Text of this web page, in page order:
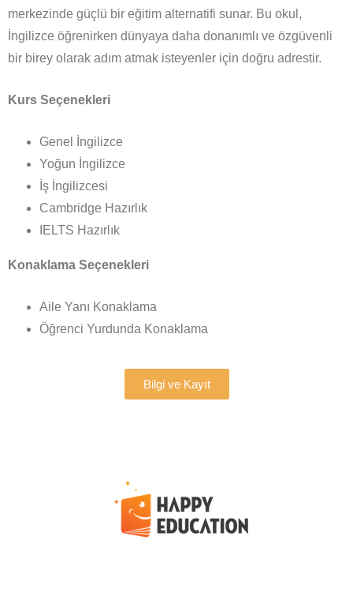
merkezinde güçlü bir eğitim alternatifi sunar. Bu okul,
İngilizce öğrenirken dünyaya daha donanımlı ve özgüvenli
bir birey olarak adım atmak isteyenler için doğru adrestir.
Kurs Seçenekleri
Genel İngilizce
Yoğun İngilizce
İş İngilizcesi
Cambridge Hazırlık
IELTS Hazırlık
Konaklama Seçenekleri
Aile Yanı Konaklama
Öğrenci Yurdunda Konaklama
Bilgi ve Kayıt